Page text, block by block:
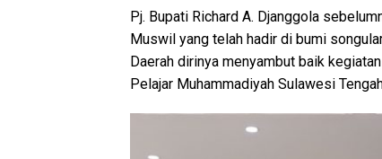
Pj. Bupati Richard A. Djanggola
Muswil yang telah hadir di bumi
Daerah dirinya menyambut baik
Pelajar Muhammadiyah Sulawesi